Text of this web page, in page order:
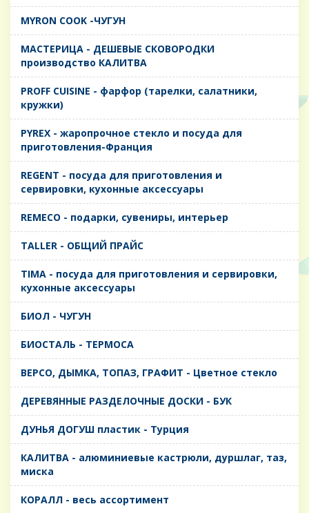
MYRON COOK -ЧУГУН
MАСТЕРИЦА - ДЕШЕВЫЕ СКОВОРОДКИ
производство КАЛИТВА
PROFF CUISINE - фарфор (тарелки, салатники,
кружки)
PYREX - жаропрочное стекло и посуда для
приготовления-Франция
REGENT - посуда для приготовления и
сервировки, кухонные аксессуары
REMECO - подарки, сувениры, интерьер
TALLER - ОБЩИЙ ПРАЙС
TIMA - посуда для приготовления и сервировки,
кухонные аксессуары
БИОЛ - ЧУГУН
БИОСТАЛЬ - ТЕРМОСА
ВЕРСО, ДЫМКА, ТОПАЗ, ГРАФИТ - Цветное стекло
ДЕРЕВЯННЫЕ РАЗДЕЛОЧНЫЕ ДОСКИ - БУК
ДУНЬЯ ДОГУШ пластик - Турция
КАЛИТВА - алюминиевые кастрюли, дуршлаг, таз,
миска
КОРАЛЛ - весь ассортимент